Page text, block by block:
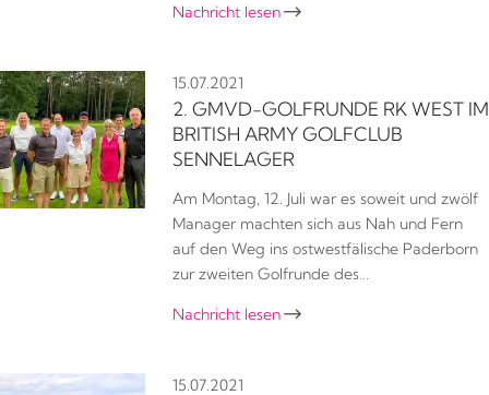
Nachricht lesen 
15.07.2021
2. GMVD-GOLFRUNDE RK WEST IM
BRITISH ARMY GOLFCLUB
SENNELAGER
Am Montag, 12. Juli war es soweit und zwölf
Manager machten sich aus Nah und Fern
auf den Weg ins ostwestfälische Paderborn
zur zweiten Golfrunde des…
Nachricht lesen 
15.07.2021